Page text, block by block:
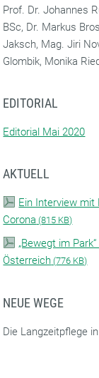
Prof. Dr. Johannes
BSc, Dr. Markus
Jaksch, Mag. Jiri
Glombik, Monika
EDITORIAL
Editorial Mai 2020
AKTUELL
Ein Interview mit
Corona (815 KB)
„Bewegt im
Österreich (776 KB)
NEUE WEGE
Die Langzeitpflege